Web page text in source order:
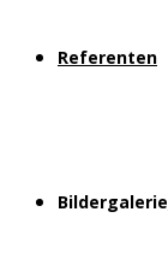
Referenten
Bildergalerie